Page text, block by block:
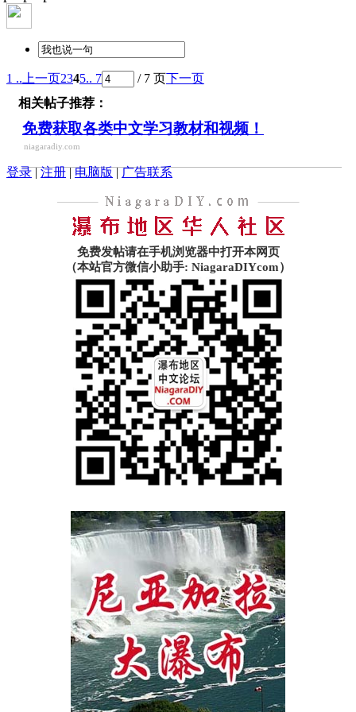
1 ..上一页2345.. 7 / 7 页
下一页
相关帖子推荐：
免费获取各类中文学习教材和视频！
niagaradiy.com
登录 注册 电脑版 广告联系
免费发帖请在手机浏览器中打开本网页
（本站官方微信小助手: NiagaraDIYcom）